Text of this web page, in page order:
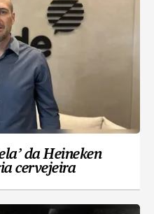
da Heineken
cervejeira